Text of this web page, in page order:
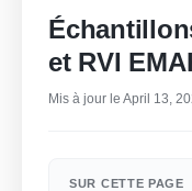
et RVI
Mis à jour le April 13,
SUR CETTE PAGE